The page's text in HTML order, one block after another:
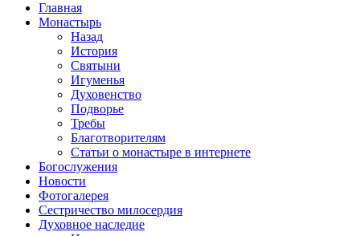
Главная
Монастырь
Назад
История
Святыни
Игуменья
Духовенство
Подворье
Требы
Благотворителям
Статьи о монастыре в интернете
Богослужения
Новости
Фотогалерея
Сестричество милосердия
Духовное наследие